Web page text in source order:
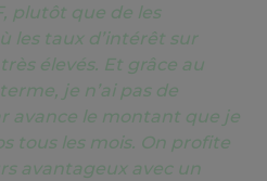
plutôt que de les
les taux d’intérêt sur
élevés. Et grâce au
je n’ai pas de
avance le montant que je
tous les mois. On profite
avantageux avec un